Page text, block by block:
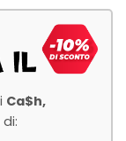
Ca$h,